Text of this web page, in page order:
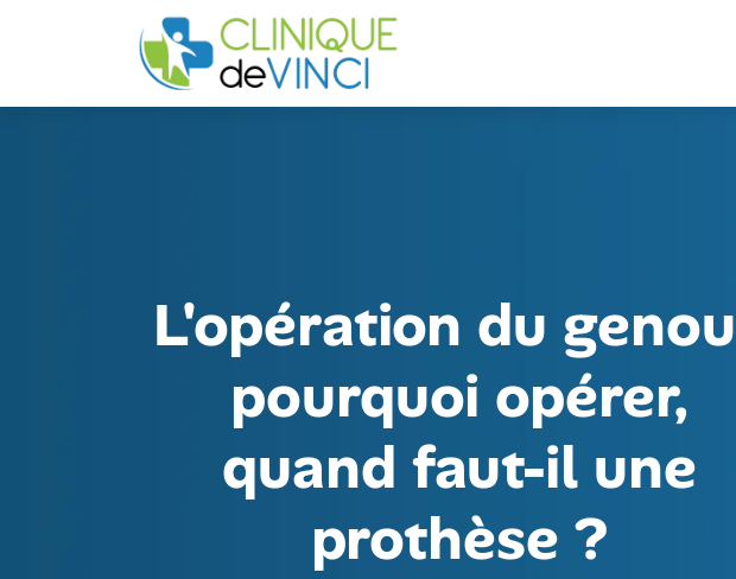
L'opération du
pourquoi opérer,
quand faut-il une
prothèse ?